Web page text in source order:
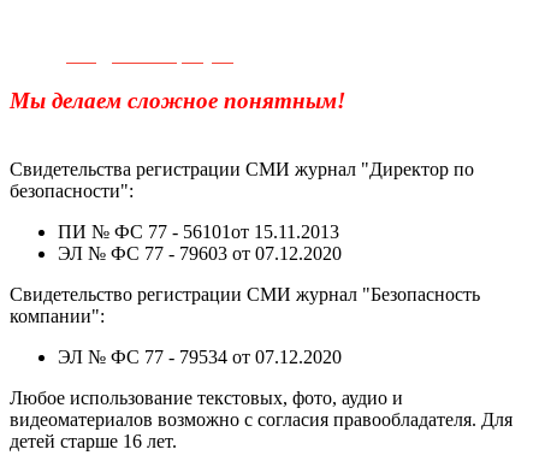
Мы делаем сложное понятным!
Свидетельства регистрации СМИ журнал "Директор по
безопасности":
ПИ № ФС 77 - 56101от 15.11.2013
ЭЛ № ФС 77 - 79603 от 07.12.2020
Свидетельство регистрации СМИ журнал "Безопасность
компании":
ЭЛ № ФС 77 - 79534 от 07.12.2020
Любое использование текстовых, фото, аудио и
видеоматериалов возможно с согласия правообладателя. Для
детей старше 16 лет.